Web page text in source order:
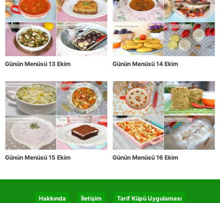
Günün Menüsü 13 Ekim Günün Menüsü 14 Ekim
Günün Menüsü 15 Ekim Günün Menüsü 16 Ekim
Hakkında İletişim Tarif Küpü Uygulaması